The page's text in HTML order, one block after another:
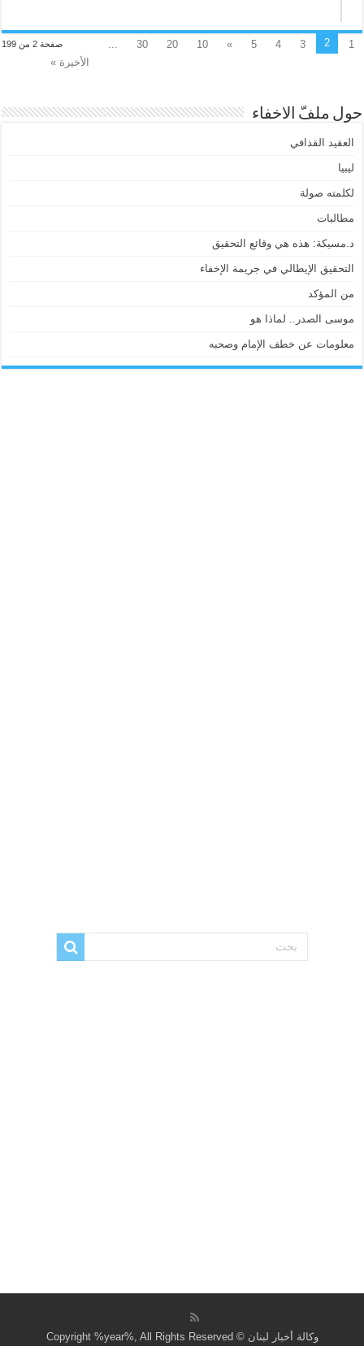
صفحة 2 من 199 1
2
3
4
5
»
10
20
30
...
الأخيرة »
حول ملفّ الاخفاء
العقيد القذافي
ليبيا
لكلمته صولة
مطالبات
د.مسيكة: هذه هي وقائع التحقيق
التحقيق الإيطالي في جريمة الإخفاء
من المؤكد
موسى الصدر.. لماذا هو
معلومات عن خطف الإمام وصحبه
وكالة أخبار لبنان © Copyright %year%, All Rights Reserved